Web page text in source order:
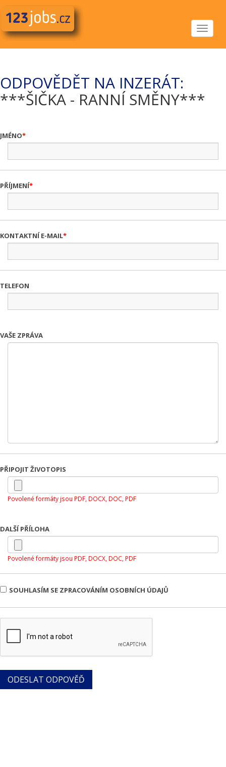
Toggle
ODPOVĚDĚT NA INZERÁT:
***ŠIČKA - RANNÍ SMĚNY***
JMÉNO
PŘÍJMENÍ
KONTAKTNÍ E-MAIL
TELEFON
VAŠE ZPRÁVA
PŘIPOJIT ŽIVOTOPIS
Povolené formáty jsou PDF, DOCX, DOC, PDF
DALŠÍ PŘÍLOHA
Povolené formáty jsou PDF, DOCX, DOC, PDF
SOUHLASÍM SE ZPRACOVÁNÍM OSOBNÍCH ÚDAJŮ